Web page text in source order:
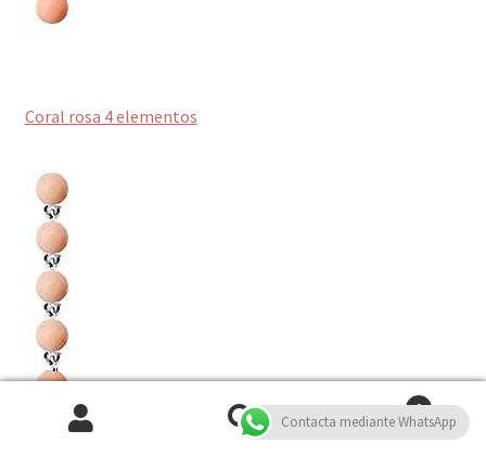
Coral rosa 4 elementos
0
Contacta mediante WhatsApp